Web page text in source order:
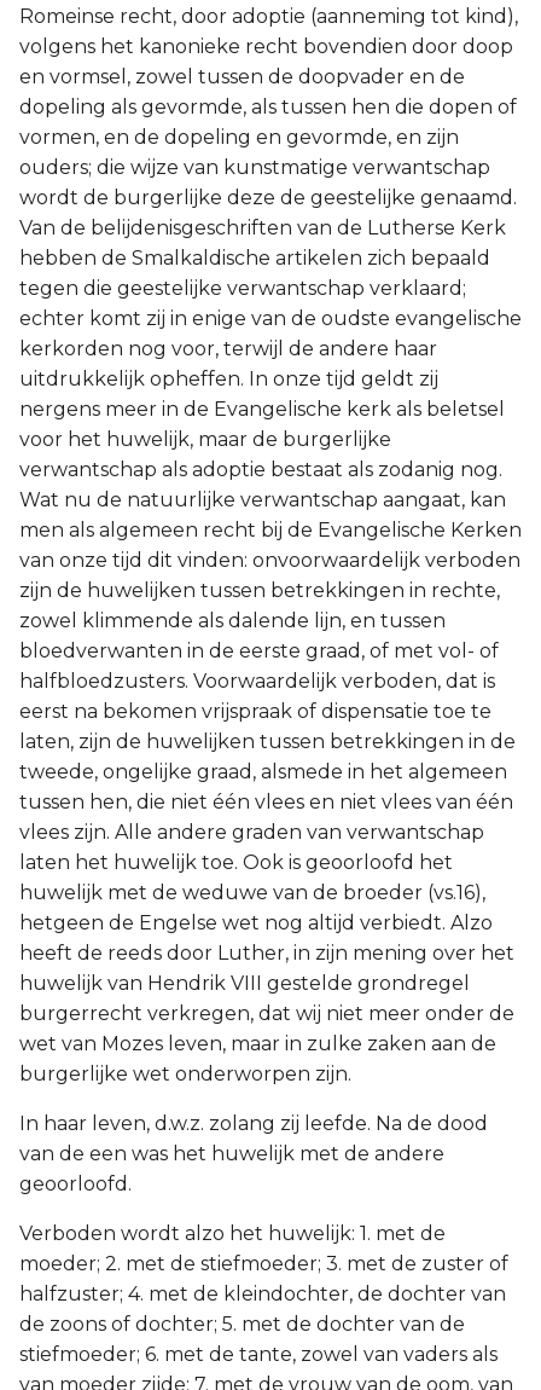
Romeinse recht, door adoptie (aanneming tot kind),
volgens het kanonieke recht bovendien door doop
en vormsel, zowel tussen de doopvader en de
dopeling als gevormde, als tussen hen die dopen of
vormen, en de dopeling en gevormde, en zijn
ouders; die wijze van kunstmatige verwantschap
wordt de burgerlijke deze de geestelijke genaamd.
Van de belijdenisgeschriften van de Lutherse Kerk
hebben de Smalkaldische artikelen zich bepaald
tegen die geestelijke verwantschap verklaard;
echter komt zij in enige van de oudste evangelische
kerkorden nog voor, terwijl de andere haar
uitdrukkelijk opheffen. In onze tijd geldt zij
nergens meer in de Evangelische kerk als beletsel
voor het huwelijk, maar de burgerlijke
verwantschap als adoptie bestaat als zodanig nog.
Wat nu de natuurlijke verwantschap aangaat, kan
men als algemeen recht bij de Evangelische Kerken
van onze tijd dit vinden: onvoorwaardelijk verboden
zijn de huwelijken tussen betrekkingen in rechte,
zowel klimmende als dalende lijn, en tussen
bloedverwanten in de eerste graad, of met vol- of
halfbloedzusters. Voorwaardelijk verboden, dat is
eerst na bekomen vrijspraak of dispensatie toe te
laten, zijn de huwelijken tussen betrekkingen in de
tweede, ongelijke graad, alsmede in het algemeen
tussen hen, die niet één vlees en niet vlees van één
vlees zijn. Alle andere graden van verwantschap
laten het huwelijk toe. Ook is geoorloofd het
huwelijk met de weduwe van de broeder (vs.16),
hetgeen de Engelse wet nog altijd verbiedt. Alzo
heeft de reeds door Luther, in zijn mening over het
huwelijk van Hendrik VIII gestelde grondregel
burgerrecht verkregen, dat wij niet meer onder de
wet van Mozes leven, maar in zulke zaken aan de
burgerlijke wet onderworpen zijn.
In haar leven, d.w.z. zolang zij leefde. Na de dood
van de een was het huwelijk met de andere
geoorloofd.
Verboden wordt alzo het huwelijk: 1. met de
moeder; 2. met de stiefmoeder; 3. met de zuster of
halfzuster; 4. met de kleindochter, de dochter van
de zoons of dochter; 5. met de dochter van de
stiefmoeder; 6. met de tante, zowel van vaders als
van moeder zijde; 7. met de vrouw van de oom, van